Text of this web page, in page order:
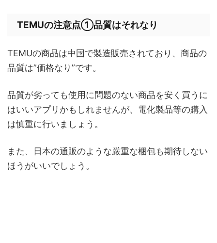
TEMUの注意点①品質はそれなり
TEMUの商品は中国で製造販売されており、商品の
品質は”価格なり”です。
品質が劣っても使用に問題のない商品を安く買うに
はいいアプリかもしれませんが、電化製品等の購入
は慎重に行いましょう。
また、日本の通販のような厳重な梱包も期待しない
ほうがいいでしょう。